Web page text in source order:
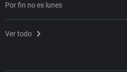
Por fin no es lunes
Ver todo